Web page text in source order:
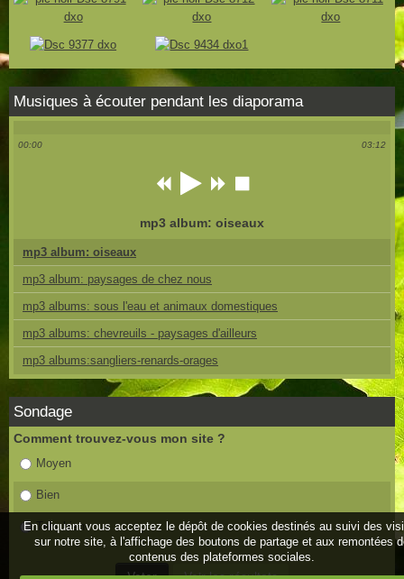
Musiques à écouter pendant les diaporama
00:00 03:12
mp3 album: oiseaux
mp3 album: oiseaux
mp3 album: paysages de chez nous
mp3 albums: sous l'eau et animaux domestiques
mp3 albums: chevreuils - paysages d'ailleurs
mp3 albums:sangliers-renards-orages
Sondage
Comment trouvez-vous mon site ?
Moyen
Bien
Très bien
En cliquant vous acceptez le dépôt de cookies destinés au suivi des
sur notre site, à l'affichage des boutons de partage et aux remontées
contenus des plateformes sociales.